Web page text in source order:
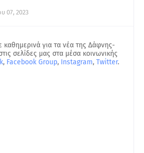
07, 2023
καθημερινά για τα νέα της Δάφνης-
σελίδες μας στα μέσα κοινωνικής
, Facebook Group, Instagram, Twitter.